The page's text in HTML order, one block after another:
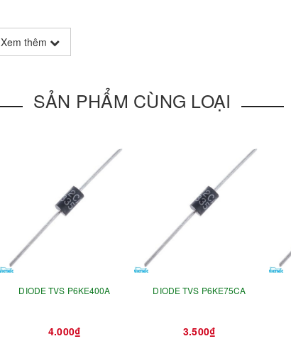
Xem thêm
SẢN PHẨM CÙNG LOẠI
DIODE TVS P6KE400A
4.000₫
DIODE TVS P6KE75CA
3.500₫